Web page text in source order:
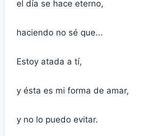
el día se hace eterno,
haciendo no sé que...
Estoy atada a tí,
y ésta es mi forma de amar,
y no lo puedo evitar.